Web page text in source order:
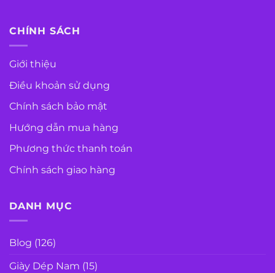
CHÍNH SÁCH
Giới thiệu
Điều khoản sử dụng
Chính sách bảo mật
Hướng dẫn mua hàng
Phương thức thanh toán
Chính sách giao hàng
DANH MỤC
Blog (126)
Giày Dép Nam (15)